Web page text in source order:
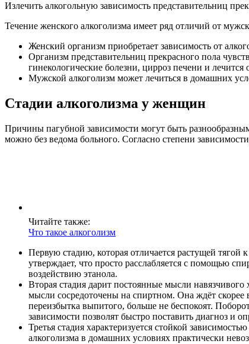
Излечить алкогольную зависимость представительниц
Течение женского алкоголизма имеет ряд отличий от
Женский организм приобретает зависимость от
Организм представительниц прекрасного пола
гинекологические болезни, цирроз печени и лечится
Мужской алкоголизм может лечиться в домашних
Стадии алкоголизма у женщин
Причины пагубной зависимости могут быть
можно без ведома больного. Согласно степени
Читайте также:
Что такое алкоголизм
Первую стадию, которая отличается растущей
утверждает, что просто расслабляется с помощью
воздействию этанола.
Вторая стадия дарит постоянные мысли
мысли сосредоточены на спиртном. Она ждёт
переизбытка выпитого, больше не беспокоят.
зависимости позволят быстро поставить диагноз и
Третья стадия характеризуется стойкой
алкоголизма в домашних условиях практически